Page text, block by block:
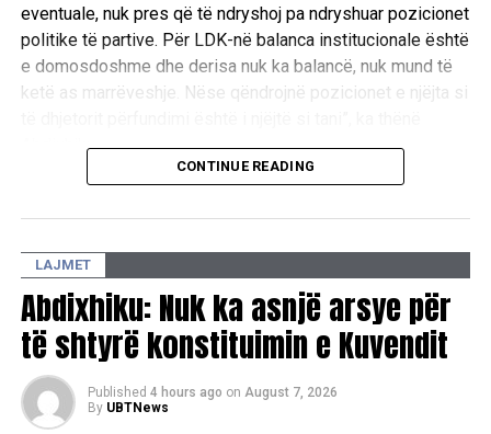
eventuale, nuk pres që të ndryshoj pa ndryshuar pozicionet
politike të partive. Për LDK-në balanca institucionale është
e domosdoshme dhe derisa nuk ka balancë, nuk mund të
ketë as marrëveshje. Nëse qëndrojnë pozicionet e njëjta si
Abdixhiku.
një zgjidhjeje, ndërsa shprehu keqardhje se procesi po
“Qëllimi i LDK ka qenë të gjendet zgjidhja, jo të merremi
kush kë po e mund, po e mashtron, po e vonon. Në këtë
pikë me keqardhje them se jemi në rrugë që nuk jep
zgjidhje afatgjate”, u shpreh ai.
Lideri i LDK-së bëri me dije se partia e tij ka kërkuar që ta
CONTINUE READING
LAJMET
Abdixhiku: Nuk ka asnjë arsye për
të shtyrë konstituimin e Kuvendit
Published 4 hours ago on August 7, 2026
By UBTNews